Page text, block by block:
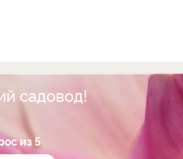
садовод!
из 5